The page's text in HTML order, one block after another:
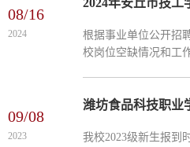
08/16
2024
根据事业单位公开招
校岗位空缺情况和工
才招聘范围...
09/08
2023
我校2023级新生报到